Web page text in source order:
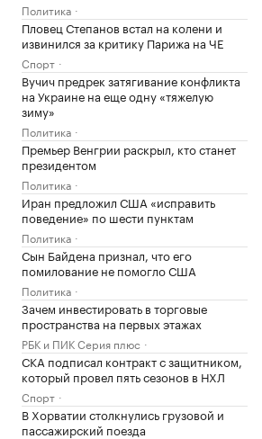
Политика
Пловец Степанов встал на колени и
извинился за критику Парижа на ЧЕ
Спорт
Вучич предрек затягивание конфликта
на Украине на еще одну «тяжелую
зиму»
Политика
Премьер Венгрии раскрыл, кто станет
президентом
Политика
Иран предложил США «исправить
поведение» по шести пунктам
Политика
Сын Байдена признал, что его
помилование не помогло США
Политика
Зачем инвестировать в торговые
пространства на первых этажах
РБК и ПИК Серия плюс
СКА подписал контракт с защитником,
который провел пять сезонов в НХЛ
Спорт
В Хорватии столкнулись грузовой и
пассажирский поезда